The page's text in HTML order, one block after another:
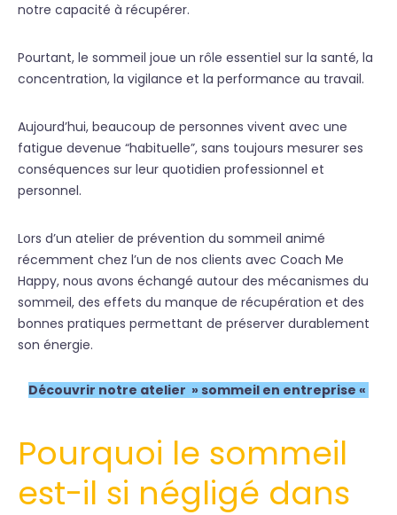
notre capacité à récupérer.
Pourtant, le sommeil joue un rôle essentiel sur la santé, la
concentration, la vigilance et la performance au travail.
Aujourd’hui, beaucoup de personnes vivent avec une
fatigue devenue “habituelle”, sans toujours mesurer ses
conséquences sur leur quotidien professionnel et
personnel.
Lors d’un atelier de prévention du sommeil animé
récemment chez l’un de nos clients avec Coach Me
Happy, nous avons échangé autour des mécanismes du
sommeil, des effets du manque de récupération et des
bonnes pratiques permettant de préserver durablement
son énergie.
Découvrir notre atelier » sommeil en entreprise «
Pourquoi le sommeil
est-il si négligé dans